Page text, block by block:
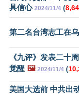
具信心 2024/11/4 (
第二名台湾志工在
《九评》发表二十
觉醒 🖼️ 2024/11/4 (
美国大选前 中共出